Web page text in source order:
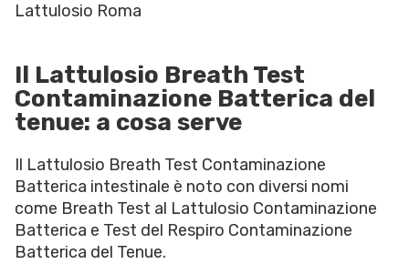
Lattulosio Roma
Il Lattulosio Breath Test
Contaminazione Batterica del
tenue: a cosa serve
Il Lattulosio Breath Test Contaminazione
Batterica intestinale è noto con diversi nomi
come Breath Test al Lattulosio Contaminazione
Batterica e Test del Respiro Contaminazione
Batterica del Tenue.